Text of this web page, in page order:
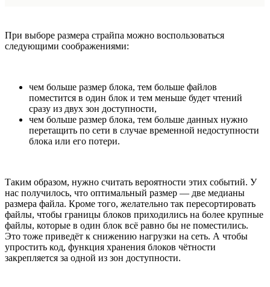
При выборе размера страйпа можно воспользоваться
следующими соображениями:
чем больше размер блока, тем больше файлов
поместится в один блок и тем меньше будет чтений
сразу из двух зон доступности,
чем больше размер блока, тем больше данных нужно
перетащить по сети в случае временной недоступности
блока или его потери.
Таким образом, нужно считать вероятности этих событий. У
нас получилось, что оптимальный размер — две медианы
размера файла. Кроме того, желательно так пересортировать
файлы, чтобы границы блоков приходились на более крупные
файлы, которые в один блок всё равно бы не поместились.
Это тоже приведёт к снижению нагрузки на сеть. А чтобы
упростить код, функция хранения блоков чётности
закрепляется за одной из зон доступности.